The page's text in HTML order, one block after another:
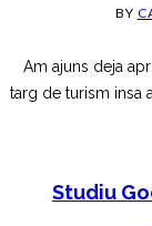
BY
Am ajuns deja
targ de turism insa
Studiu